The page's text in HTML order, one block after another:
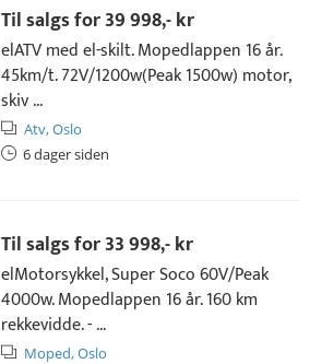
Til salgs for39 998,- kr
elATV med el-skilt. Mopedlappen 16 år.
45km/t. 72V/1200w(Peak 1500w) motor,
skiv ...
Atv,Oslo
6 dager siden
Til salgs for33 998,- kr
elMotorsykkel, Super Soco 60V/Peak
4000w. Mopedlappen 16 år. 160 km
rekkevidde. - ...
Moped,Oslo